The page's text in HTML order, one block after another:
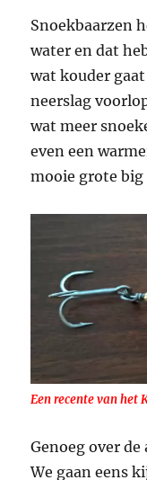
Snoekbaarzen
water en dat
wat kouder
neerslag
wat meer
even een
mooie grote big
Een recente van het
Genoeg over
We gaan eens